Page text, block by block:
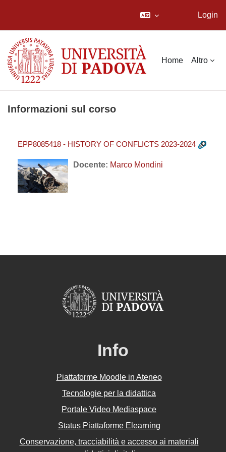
Login
Home Altro
Informazioni sul corso
EPP8085418 - HISTORY OF CONFLICTS 2023-2024
Docente: Marco Mondini
Info
Piattaforme Moodle in Ateneo
Tecnologie per la didattica
Portale Video Mediaspace
Status Piattaforme Elearning
Conservazione, tracciabilità e accesso ai materiali